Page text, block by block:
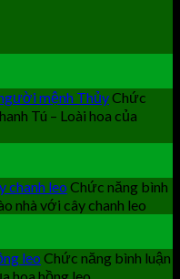
mệnh ThủyChức
Tú – Loài hoa của
chanh leoChức năng bình
nhà với cây chanh leo
leoChức năng bình luận